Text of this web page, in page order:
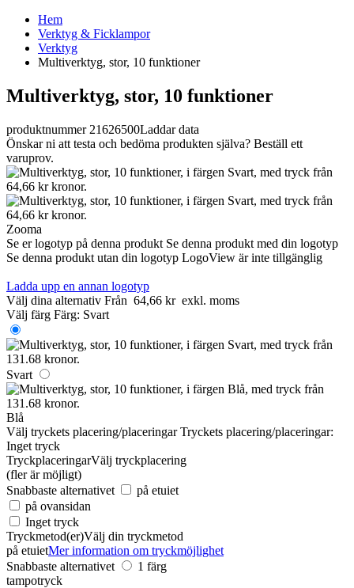
Hem
Verktyg & Ficklampor
Verktyg
Multiverktyg, stor, 10 funktioner
Multiverktyg, stor, 10 funktioner
produktnummer 21626500Laddar data
Önskar ni att testa och bedöma produkten själva? Beställ ett
varuprov.
Zooma
Se er logotyp på denna produkt Se denna produkt med din logotyp
Se denna produkt utan din logotyp LogoView är inte tillgänglig
Ladda upp en annan logotyp
Välj dina alternativ Från 64,66 kr exkl. moms
Välj färg Färg: Svart
Svart
Blå
Välj tryckets placering/placeringar Tryckets placering/placeringar:
Inget tryck
TryckplaceringarVälj tryckplacering
(fler är möjligt)
Snabbaste alternativet
på etuiet
på ovansidan
Inget tryck
Tryckmetod(er)Välj din tryckmetod
på etuietMer information om tryckmöjlighet
Snabbaste alternativet
1 färg
tampotryck